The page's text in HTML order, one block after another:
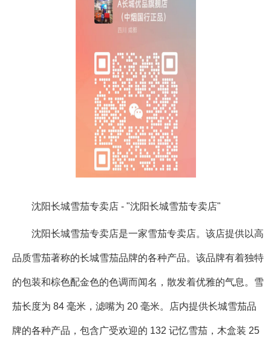
沈阳长城雪茄专卖店 - "沈阳长城雪茄专卖店"
沈阳长城雪茄专卖店是一家雪茄专卖店。该店提供以高
品质雪茄著称的长城雪茄品牌的各种产品。该品牌有着独特
的包装和棕色配金色的色调而闻名，散发着优雅的气息。雪
茄长度为 84 毫米，滤嘴为 20 毫米。店内提供长城雪茄品
牌的各种产品，包含广受欢迎的 132 记忆雪茄，木盒装 25